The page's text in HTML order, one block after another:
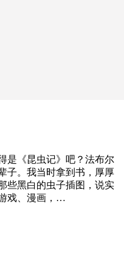
是《昆虫记》吧？法布尔
子。我当时拿到书，厚厚
些黑白的虫子插图，说实
戏、漫画，…